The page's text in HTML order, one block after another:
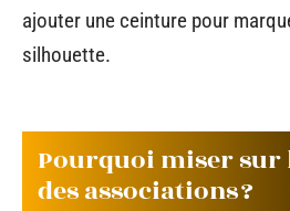
ajouter une ceinture pour
silhouette.
Pourquoi miser sur
des associations ?